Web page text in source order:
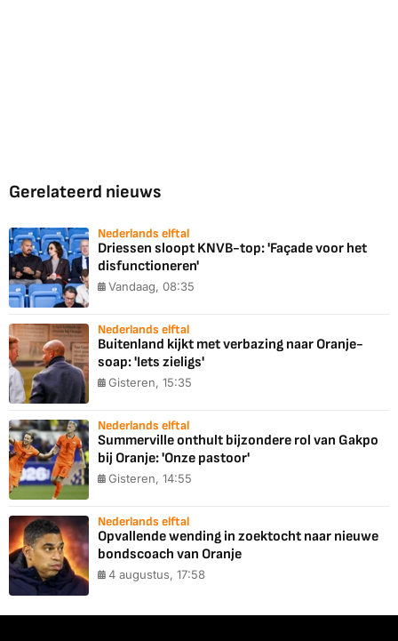
Gerelateerd nieuws
Nederlands elftal
Driessen sloopt KNVB-top: 'Façade voor het
disfunctioneren'
Vandaag, 08:35
Nederlands elftal
Buitenland kijkt met verbazing naar Oranje-
soap: 'Iets zieligs'
Gisteren, 15:35
Nederlands elftal
Summerville onthult bijzondere rol van Gakpo
bij Oranje: 'Onze pastoor'
Gisteren, 14:55
Nederlands elftal
Opvallende wending in zoektocht naar nieuwe
bondscoach van Oranje
4 augustus, 17:58